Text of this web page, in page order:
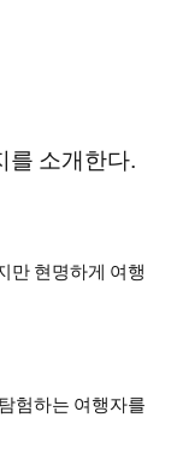
를 소개한다.
만 현명하게 여행
험하는 여행자를